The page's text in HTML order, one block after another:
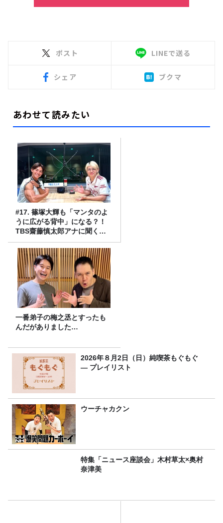
ポスト LINEで送る
シェア ブクマ
あわせて読みたい
#17. 篠塚大輝も「マンタのよ
うに広がる背中」になる？！
TBS齋藤慎太郎アナに聞くメ
ンズフィジークの魅力！！
一番弟子の梅之丞とすったも
んだがありました…
2026年８月2日（日）純喫茶もぐもぐ
― プレイリスト
ウーチャカクン
特集「ニュース座談会」木村草太×奥村
奈津美